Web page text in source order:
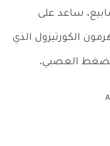
يوميًا لمدة 8 أسابيع، ساعد على
الكورتيزول الذي
العصبي.